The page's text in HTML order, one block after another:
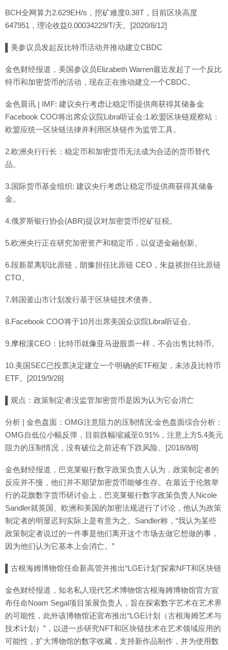
BCH全网算力2.629EH/s，挖矿难度0.38T，目前区块高度
647951，理论收益0.00034229/T/天。[2020/8/12]
▌美参议员发起反比特币活动并推动建立CBDC
金色财经报道，美国参议员Elizabeth Warren最近发起了一个反比
特币和加密货币的活动，现在正在推动建立一个CBDC。
金色晨讯 | IMF: 建议央行考虑让稳定币提供商获得其储备金
Facebook COO将出席众议院Libra听证会:1.欧盟区块链观察站：
欧盟应统一区块链法律并利用区块链作为监管工具。
2.欧洲央行行长：稳定币和加密货币无法成为合适的货币替代
品。
3.国际货币基金组织: 建议央行考虑让稳定币提供商获得其储备
金。
4.俄罗斯银行协会(ABR)提议对加密货币挖矿征税。
5.欧洲央行正在研究加密资产和稳定币，以促进金融创新。
6.段新星离职比原链，朗豫担任比原链 CEO，朱益祺担任比原链
CTO。
7.韩国釜山市计划发行基于区块链技术债券。
8.Facebook COO将于10月出席美国众议院Libra听证会。
9.摩根溪CEO：比特币就像亚马逊股票一样，不会出售比特币。
10.美国SEC已投票决定建立一个明确的ETF框架，未涉及比特币
ETF。[2019/9/28]
▌观点：政策制定者没监管加密货币是因为认为它会消亡
分析 | 金色盘面：OMG注意阻力的压制情况:金色盘面综合分析：
OMG自低位小幅反弹，目前跌幅缩减至0.91%，注意上方5.4美元
阻力的压制情况，没有破位之前还有下跌风险。[2018/8/8]
金色财经报道，巴克莱银行数字政策负责人认为，政策制定者的
反应并不慢，他们并不期望加密货币能够生存。在最近于伦敦举
行的花旗数字货币研讨会上，巴克莱银行数字政策负责人Nicole
Sandler就英国、欧洲和美国的加密法规进行了讨论，他认为政策
制定者的明显迟到实际上是有意为之。Sandler称，“我认为某些
政策制定者说过的一件事是他们离开这个市场去做它想做的事，
因为他们认为它基本上会消亡。”
▌古根海姆博物馆任命新高管并推出“LGE计划”探索NFT和区块链
金色财经报道，知名私人现代艺术博物馆古根海姆博物馆官方宣
布任命Noam Segal项目策展负责人，旨在探索数字艺术在艺术界
的可能性，此外该博物馆还宣布推出“LGE计划（古根海姆艺术与
技术计划）”，以进一步研究NFT和区块链技术在艺术领域应用的
可能性，扩大博物馆的数字收藏，支持新作品制作，并为使用数